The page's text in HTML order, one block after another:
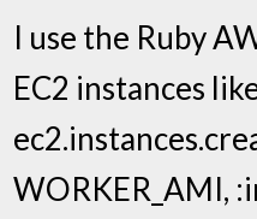
I use the Ruby
EC2 instances
WORKER_AMI,